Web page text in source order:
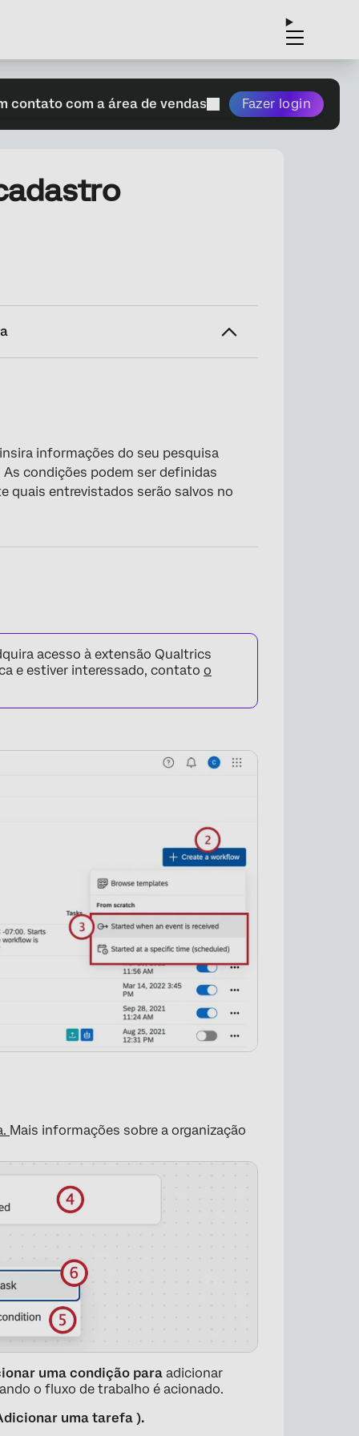
contato com a área de vendas Fazer login
informações do seu pesquisa
condições podem ser definidas
quais entrevistados serão salvos no
acesso à extensão Qualtrics
e estiver interessado, contatoo
×
Mais informações sobre a organização
uma condição para adicionar
o fluxo de trabalho é acionado.
uma tarefa ).